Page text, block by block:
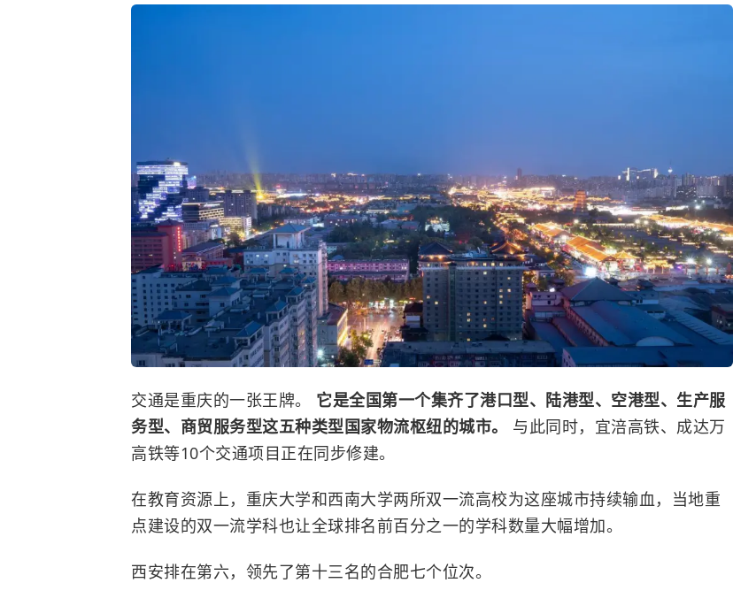
交通是重庆的一张王牌。 它是全国第一个集齐了港口型、陆港型、空港型、生产服
务型、商贸服务型这五种类型国家物流枢纽的城市。 与此同时，宜涪高铁、成达万
高铁等10个交通项目正在同步修建。
在教育资源上， 重庆大学和西南大学两所双一流高校为这座城市持续输血，当地重
点建设的双一流学科也让全球排名前百分之一的学科数量大幅增加。
西安排在第六，领先了第十三名的合肥七个位次。